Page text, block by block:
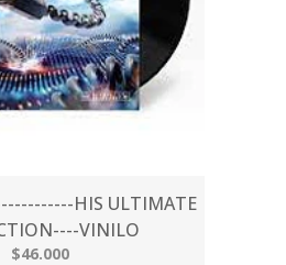
HIS ULTIMATE
VINILO
$46.000